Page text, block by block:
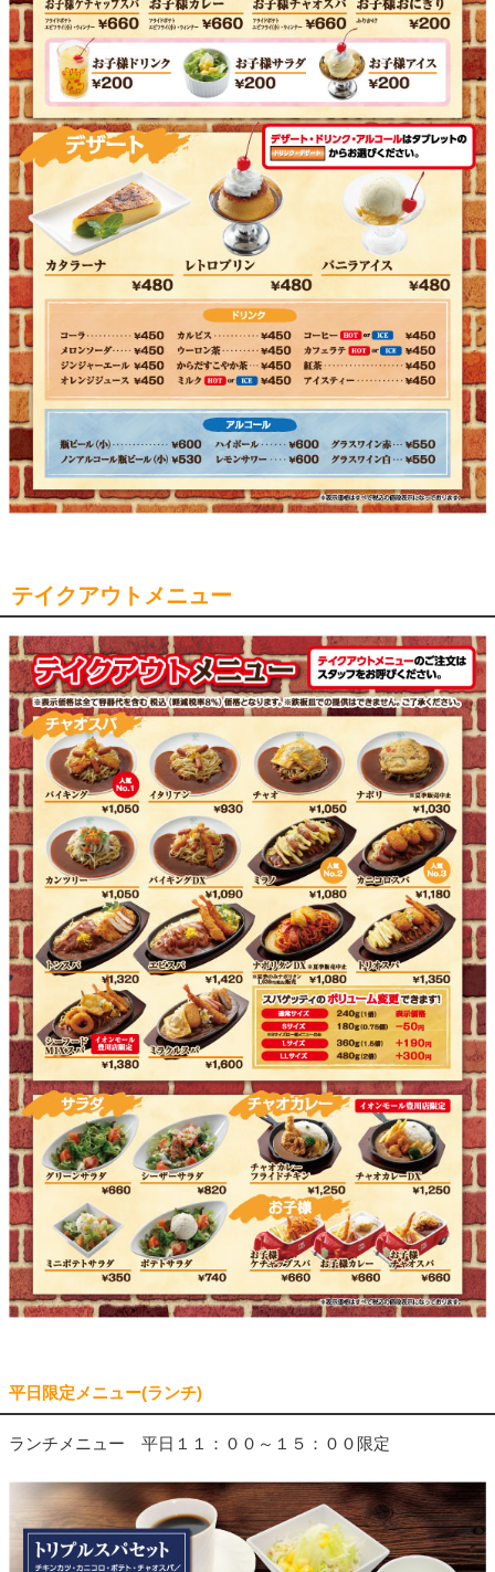
テイクアウトメニュー
平日限定メニュー(ランチ)
ランチメニュー 平日１１：００～１５：００限定